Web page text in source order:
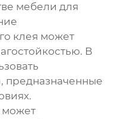
мебели для
клея может
В
предназначенные
может